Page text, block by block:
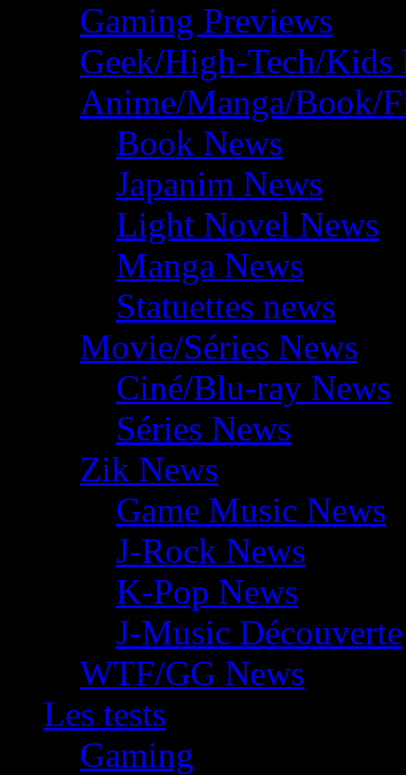
Gaming Previews
Geek/High-Tech/Kids
Anime/Manga/Book/
Book News
Japanim News
Light Novel News
Manga News
Statuettes news
Movie/Séries News
Ciné/Blu-ray News
Séries News
Zik News
Game Music News
J-Rock News
K-Pop News
J-Music Découverte
WTF/GG News
Les tests
Gaming